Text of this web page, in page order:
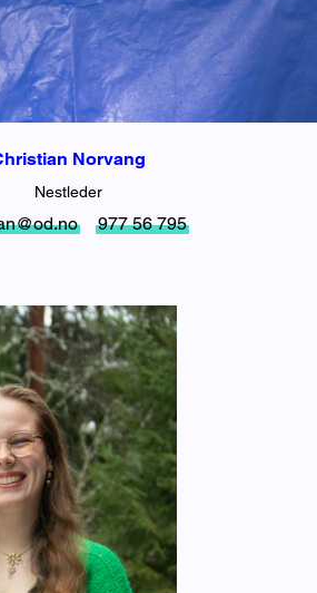
Norvang
Nestleder
977 56 795